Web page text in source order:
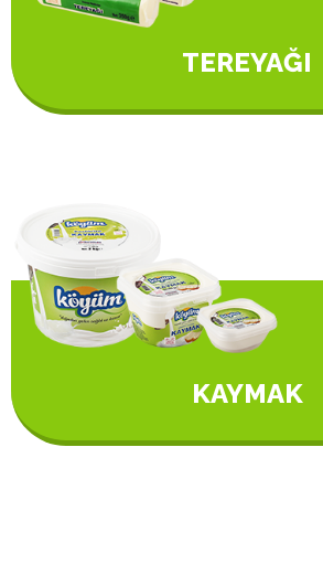
TEREYAĞI
KAYMAK